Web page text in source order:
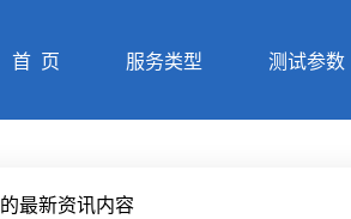
首 页 服务类型 测试参数
的最新资讯内容